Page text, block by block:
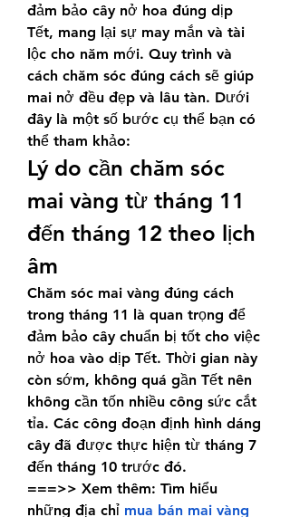
đảm bảo cây nở hoa đúng dịp
Tết, mang lại sự may mắn và tài
lộc cho năm mới. Quy trình và
cách chăm sóc đúng cách sẽ giúp
mai nở đều đẹp và lâu tàn. Dưới
đây là một số bước cụ thể bạn có
thể tham khảo:
Lý do cần chăm sóc
mai vàng từ tháng 11
đến tháng 12 theo lịch
âm
Chăm sóc mai vàng đúng cách
trong tháng 11 là quan trọng để
đảm bảo cây chuẩn bị tốt cho việc
nở hoa vào dịp Tết. Thời gian này
còn sớm, không quá gần Tết nên
không cần tốn nhiều công sức cắt
tỉa. Các công đoạn định hình dáng
cây đã được thực hiện từ tháng 7
đến tháng 10 trước đó.
===>> Xem thêm: Tìm hiểu
những địa chỉ mua bán mai vàng